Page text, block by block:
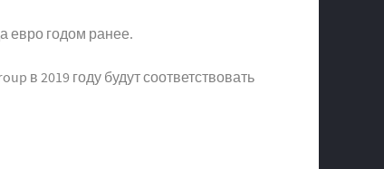
евро годом ранее.
в 2019 году будут соответствовать